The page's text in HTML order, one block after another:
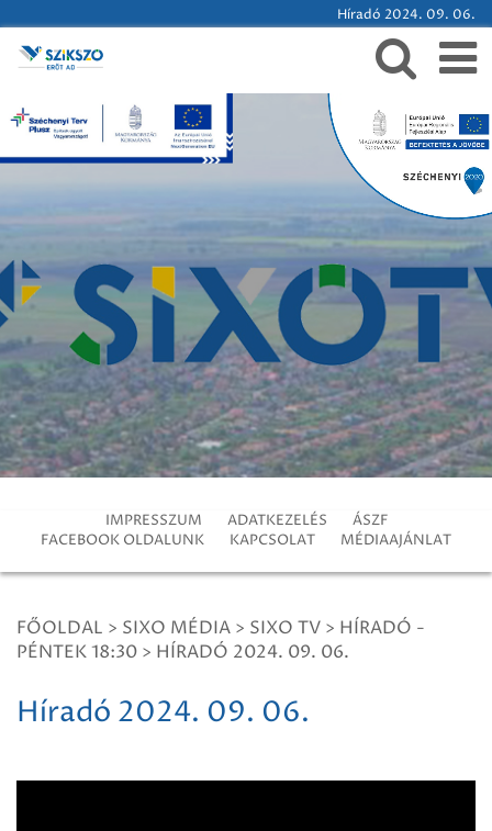
Híradó 2024. 09. 06.
IMPRESSZUM ADATKEZELÉS
ÁSZF
FACEBOOK OLDALUNK
KAPCSOLAT MÉDIAAJÁNLAT
FŐOLDAL > SIXO MÉDIA > SIXO TV > HÍRADÓ -
PÉNTEK 18:30 > HÍRADÓ 2024. 09. 06.
Híradó 2024. 09. 06.